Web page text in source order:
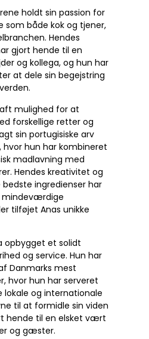
holdt sin passion for
som både kok og tjener,
Hendes
gjort hende til en
og kollega, og hun har
at dele sin begejstring
mulighed for at
forskellige retter og
sin portugisiske arv
hvor hun har kombineret
madlavning med
Hendes kreativitet og
ingredienser har
mindeværdige
tilføjet Anas unikke
opbygget et solidt
og service. Hun har
Danmarks mest
hvor hun har serveret
lokale og internationale
til at formidle sin viden
hende til en elsket vært
og gæster.